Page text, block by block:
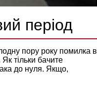
період
пору року помилка в
тільки бачите
до нуля. Якщо,